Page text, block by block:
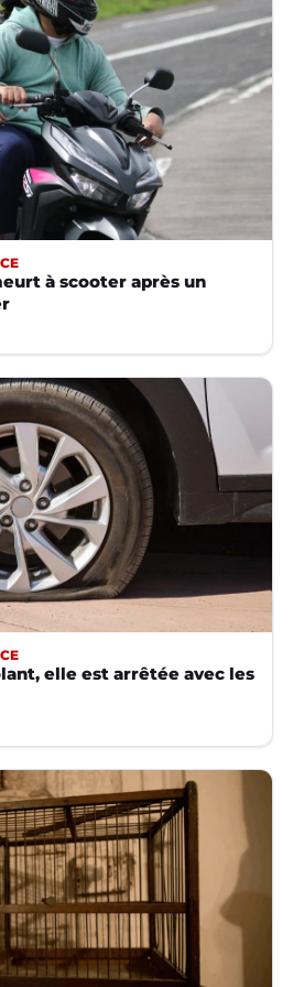
à scooter après un
elle est arrêtée avec les